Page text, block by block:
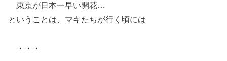
東京が日本一早い開花…
ということは、マキたちが行く頃には
・・・